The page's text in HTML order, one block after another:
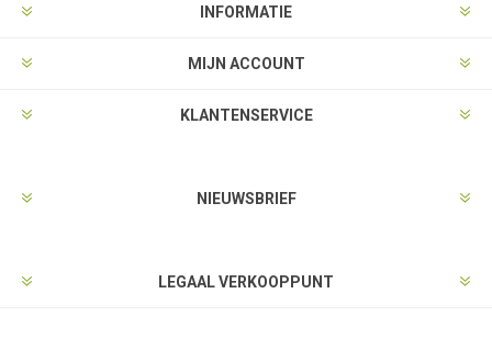
INFORMATIE
MIJN ACCOUNT
KLANTENSERVICE
NIEUWSBRIEF
LEGAAL VERKOOPPUNT